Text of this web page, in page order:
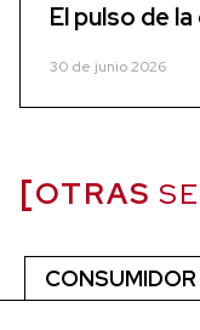
El pulso de
30 de junio 2026
OTRAS
CONSUMIDOR